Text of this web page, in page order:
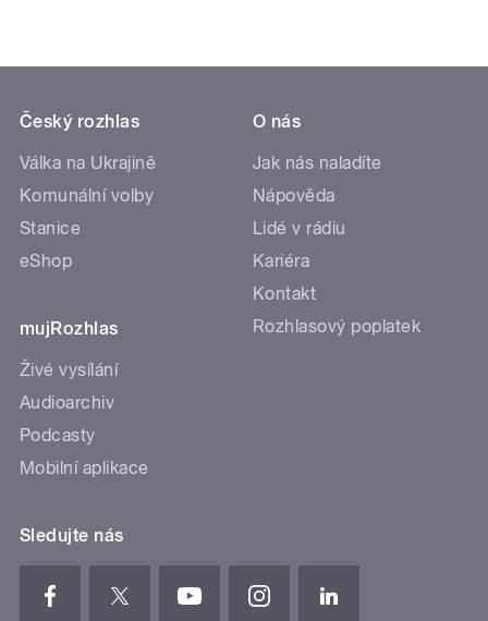
Český rozhlas
Válka na Ukrajině
Komunální volby
Stanice
eShop
mujRozhlas
Živé vysílání
Audioarchiv
Podcasty
Mobilní aplikace
O nás
Jak nás naladíte
Nápověda
Lidé v rádiu
Kariéra
Kontakt
Rozhlasový poplatek
Sledujte nás